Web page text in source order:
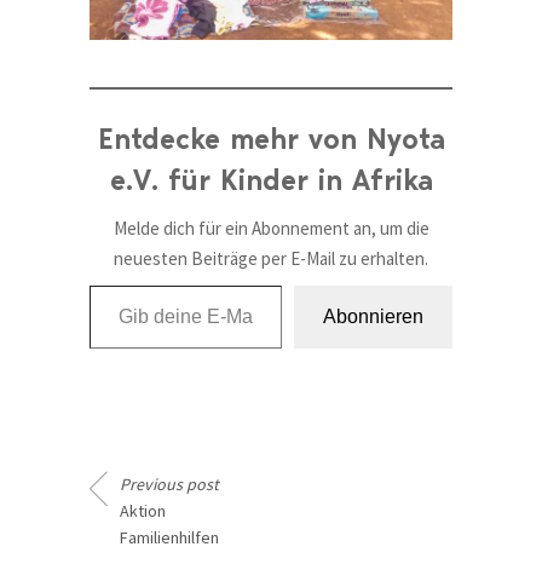
Entdecke mehr von Nyota
e.V. für Kinder in Afrika
Melde dich für ein Abonnement an, um die
neuesten Beiträge per E-Mail zu erhalten.
Gib deine E-Mail-Adresse ein ...
Abonnieren
Previous post
Aktion
Familienhilfen